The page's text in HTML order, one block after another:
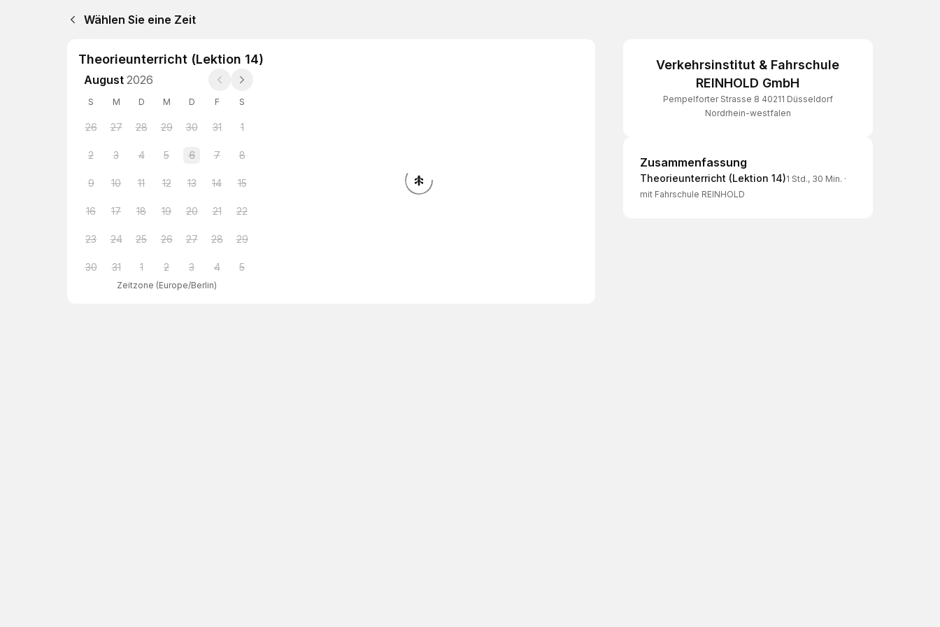
Wählen Sie eine Zeit
Theorieunterricht (Lektion 14)
August 2026
S M D M D F S
26 27 28 29 30 31 1
2 3 4 5 6 7 8
9 10 11 12 13 14 15
16 17 18 19 20 21 22
23 24 25 26 27 28 29
30 31 1 2 3 4 5
Zeitzone (Europe/Berlin)
Verkehrsinstitut & Fahrschule
REINHOLD GmbH
Pempelforter Strasse 8 40211 Düsseldorf
Nordrhein-westfalen
Zusammenfassung
Zusammenfassung
Theorieunterricht (Lektion 14)1 Std., 30 Min. ·
mit Fahrschule REINHOLD